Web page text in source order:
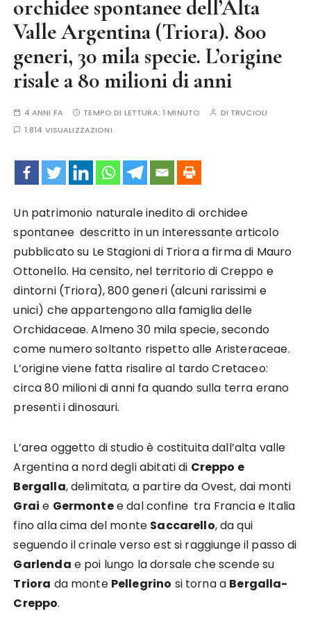
orchidee spontanee dell’Alta
Valle Argentina (Triora). 800
generi, 30 mila specie. L’origine
risale a 80 milioni di anni
4 ANNI FA TEMPO DI LETTURA:1 MINUTO DI TRUCIOLI
1.814 VISUALIZZAZIONI
Un patrimonio naturale inedito di orchidee
spontanee descritto in un interessante articolo
pubblicato su Le Stagioni di Triora a firma di Mauro
Ottonello. Ha censito, nel territorio di Creppo e
dintorni (Triora), 800 generi (alcuni rarissimi e
unici) che appartengono alla famiglia delle
Orchidaceae. Almeno 30 mila specie, secondo
come numero soltanto rispetto alle Aristeraceae.
L’origine viene fatta risalire al tardo Cretaceo:
circa 80 milioni di anni fa quando sulla terra erano
presenti i dinosauri.
L’area oggetto di studio è costituita dall’alta valle
Argentina a nord degli abitati di Creppo e
Bergalla, delimitata, a partire da Ovest, dai monti
Grai e Germontee dal confine tra Francia e Italia
fino alla cima del monte Saccarello, da qui
seguendo il crinale verso est si raggiunge il passo di
Garlenda e poi lungo la dorsale che scende su
Triora da monte Pellegrino si torna a Bergalla-
Creppo.